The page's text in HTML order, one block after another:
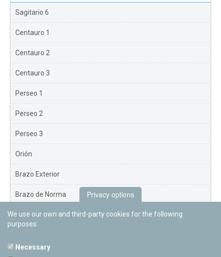
Sagitario 6
Centauro 1
Centauro 2
Centauro 3
Perseo 1
Perseo 2
Perseo 3
Orión
Brazo Exterior
Brazo de Norma
Nuevo Exterior
Privacy options
We use our own and third-party cookies for the following
purposes:
Necessary